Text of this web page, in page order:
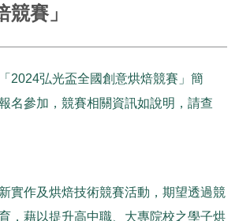
賽」
2024弘光盃全國創意烘焙競賽」簡
名參加，競賽相關資訊如說明，請查
實作及烘焙技術競賽活動，期望透過競
，藉以提升高中職、大專院校之學子烘